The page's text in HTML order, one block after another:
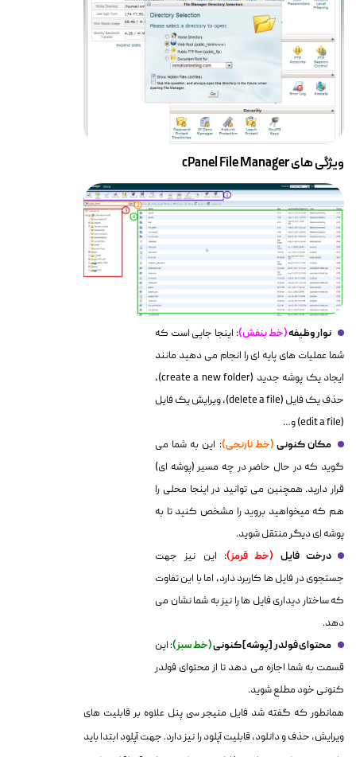
ویژگی های cPanel File Manager
نوار وظیفه(خط بنفش): اینجا جایی است که
شما عملیات های پایه ای را انجام می دهید مانند
ایجاد یک پوشه جدید (create a new folder)،
حذف یک فایل (delete a file)، ویرایش یک فایل
(edit a file) و…
مکان کنونی (خط نارنجی): این به شما می
گوید که در حال حاضر در چه مسیر (پوشه ای)
قرار دارید. همچنین می توانید در اینجا محلی را
هم که میخواهید بروید را مشخص کنید تا به
پوشه ای دیگر منتقل شوید.
درخت فایل (خط قرمز): این نیز جهت
جستجوی در فایل ها کاربرد دارد، اما با این تفاوت
که ساختار دیداری فایل ها را نیز به شما نشان می
دهد.
محتوای فولدر [پوشه] کنونی(خط سبز): این
قسمت به شما اجازه می دهد تا از محتوای فولدر
کنونی خود مطلع شوید.
همانطور که گفته شد فایل منیجر سی پنل علاوه بر قابلیت های
ویرایش، حذف و دانلود، قابلیت آپلود را نیز دارد. جهت آپلود ابتدا باید